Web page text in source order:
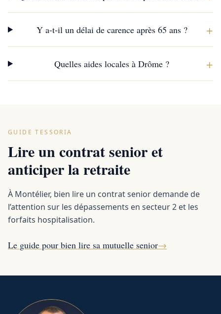
Y a-t-il un délai de carence après 65 ans ? +
Quelles aides locales à Drôme ? +
GUIDE TESSORIA
Lire un contrat senior et
anticiper la retraite
À Montélier, bien lire un contrat senior demande de
l’attention sur les dépassements en secteur 2 et les
forfaits hospitalisation.
Le guide pour bien lire sa mutuelle senior→